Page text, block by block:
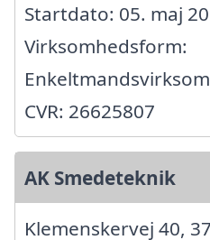
Startdato: 05. maj
Virksomhedsform:
CVR: 26625807
AK Smedeteknik
Klemenskervej 40,